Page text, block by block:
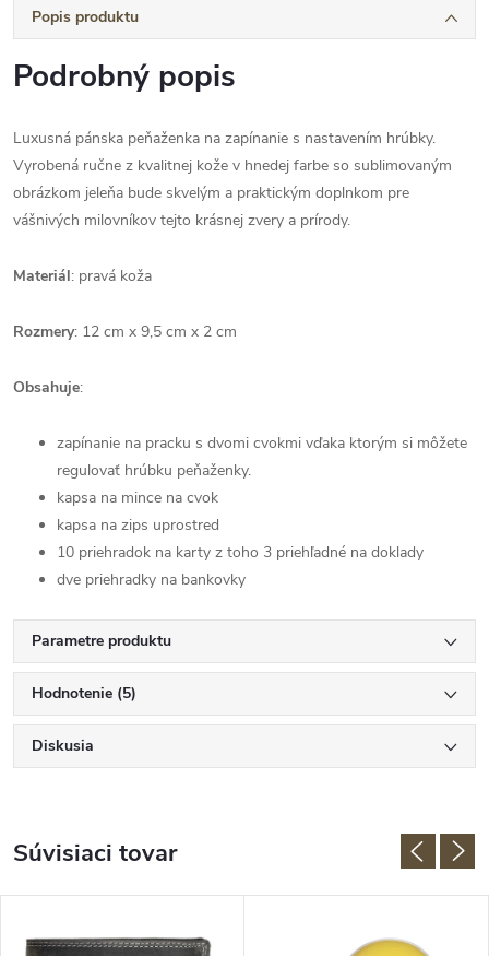
Popis produktu
Podrobný popis
Luxusná pánska peňaženka na zapínanie s nastavením hrúbky.
Vyrobená ručne z kvalitnej kože v hnedej farbe so sublimovaným
obrázkom jeleňa bude skvelým a praktickým doplnkom pre
vášnivých milovníkov tejto krásnej zvery a prírody.
Materiál: pravá koža
Rozmery: 12 cm x 9,5 cm x 2 cm
Obsahuje:
zapínanie na pracku s dvomi cvokmi vďaka ktorým si môžete
regulovať hrúbku peňaženky.
kapsa na mince na cvok
kapsa na zips uprostred
10 priehradok na karty z toho 3 priehľadné na doklady
dve priehradky na bankovky
Parametre produktu
Hodnotenie (5)
Diskusia
Súvisiaci tovar